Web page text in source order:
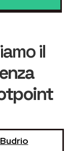
il
Budrio